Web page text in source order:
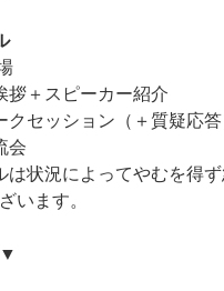
拶＋スピーカー紹介
セッション（＋質疑応答
会
は状況によってやむを得
います。